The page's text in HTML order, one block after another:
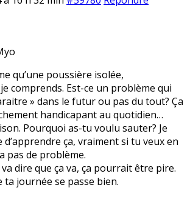
qu’une poussière isolée,
je comprends. Est-ce un problème qui
» dans le futur ou pas du tout? Ça
handicapant au quotidien…
Pourquoi as-tu voulu sauter? Je
d’apprendre ça, vraiment si tu veux en
pas de problème.
dire que ça va, ça pourrait être pire.
ta journée se passe bien.